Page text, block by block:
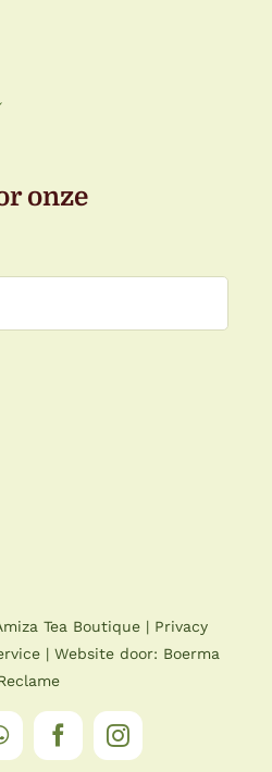
onze
Tea Boutique | Privacy
| Website door: Boerma
FacebookInstagram